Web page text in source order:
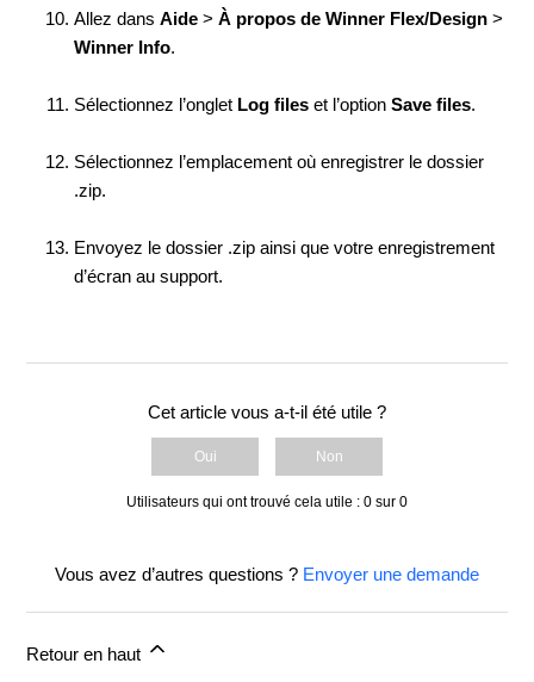
Allez dansAide >À propos de Winner Flex/Design >
Winner Info.
Sélectionnez l’onglet Log files et l’optionSave files.
Sélectionnez l’emplacement où enregistrer le dossier
.zip.
Envoyez le dossier .zip ainsi que votre enregistrement
d’écran au support.
Cet article vous a-t-il été utile ?
Oui Non
Utilisateurs qui ont trouvé cela utile : 0 sur 0
Vous avez d’autres questions ? Envoyer une demande
Retour en haut